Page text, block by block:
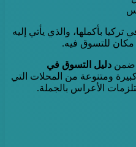
بأكملها، والذي يأتي إليه
للتسوق فيه.
ضمن دليل التسوق في
ومتنوعة من المحلات التي
الأعراس بالجملة.